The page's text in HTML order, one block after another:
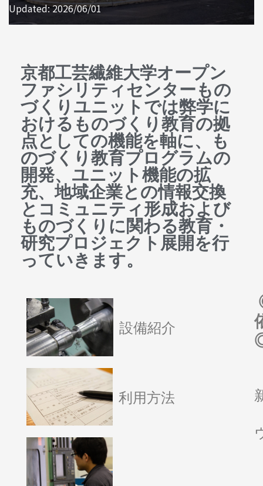
Updated: 2026/06/01
京都工芸繊維大学オープン
ファシリティセンターもの
づくりユニットでは弊学に
おけるものづくり教育の拠
点としての機能を軸に、も
のづくり教育プログラムの
開発、ユニット機能の拡
充、地域企業との情報交換
とコミュニティ形成および
ものづくりに関わる教育・
研究プロジェクト展開を行
っていきます。
設備紹介
利用方法